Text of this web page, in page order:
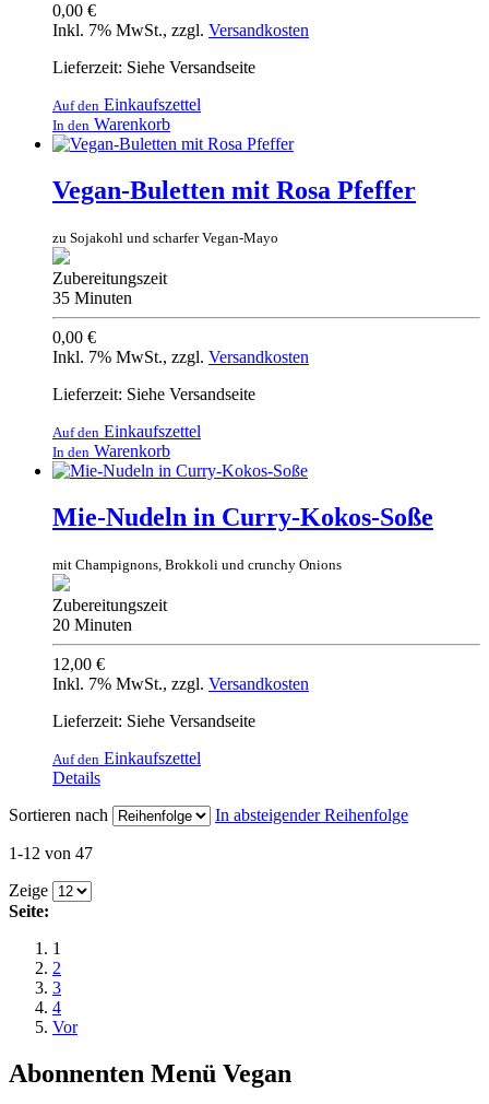
0,00 €
Inkl. 7% MwSt., zzgl. Versandkosten
Lieferzeit: Siehe Versandseite
Auf den Einkaufszettel
In den Warenkorb
Vegan-Buletten mit Rosa Pfeffer
zu Sojakohl und scharfer Vegan-Mayo
Zubereitungszeit
35 Minuten
0,00 €
Inkl. 7% MwSt., zzgl. Versandkosten
Lieferzeit: Siehe Versandseite
Auf den Einkaufszettel
In den Warenkorb
Mie-Nudeln in Curry-Kokos-Soße
mit Champignons, Brokkoli und crunchy Onions
Zubereitungszeit
20 Minuten
12,00 €
Inkl. 7% MwSt., zzgl. Versandkosten
Lieferzeit: Siehe Versandseite
Auf den Einkaufszettel
Details
Sortieren nach
In absteigender Reihenfolge
1-12 von 47
Zeige
Seite:
1
2
3
4
Vor
Abonnenten Menü Vegan